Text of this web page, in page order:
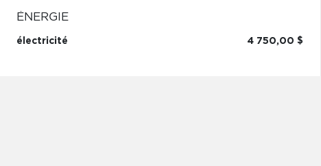
ÉNERGIE
électricité 4 750,00 $